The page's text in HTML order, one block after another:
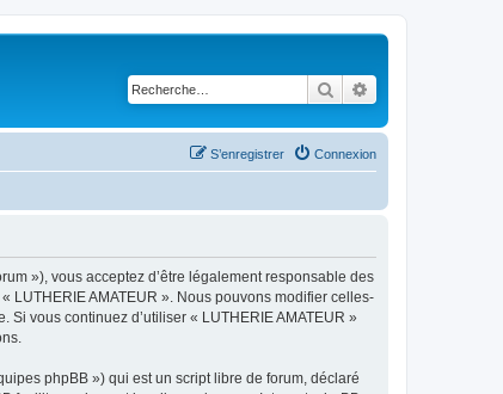
Rechercher
Connexion
S’enregistrer
»), vous acceptez d’être légalement responsable des
LUTHERIE AMATEUR ». Nous pouvons modifier celles-
vous continuez d’utiliser « LUTHERIE AMATEUR »
phpBB ») qui est un script libre de forum, déclaré